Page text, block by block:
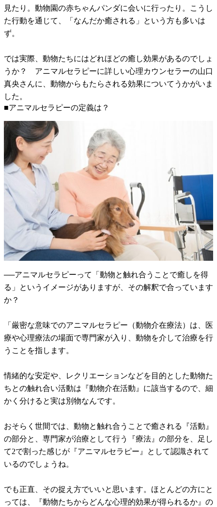
見たり。動物園の赤ちゃんパンダに会いに行ったり。こうし
た行動を通じて、「なんだか癒される」という方も多いは
ず。
では実際、動物たちにはどれほどの癒し効果があるのでしょ
うか？ アニマルセラピーに詳しい心理カウンセラーの山口
真央さんに、動物からもたらされる効果についてうかがいま
した。
■アニマルセラピーの定義は？
──アニマルセラピーって「動物と触れ合うことで癒しを得
る」というイメージがありますが、その解釈で合っています
か？
「厳密な意味でのアニマルセラピー（動物介在療法）は、医
療や心理療法の場面で専門家が入り、動物を介して治療を行
うことを指します。
情緒的な安定や、レクリエーションなどを目的とした動物た
ちとの触れ合い活動は『動物介在活動』に該当するので、細
かく分けると実は別物なんです。
おそらく世間では、動物と触れ合うことで癒される『活動』
の部分と、専門家が治療として行う『療法』の部分を、足し
て2で割った感じが『アニマルセラピー』として認識されて
いるのでしょうね。
でも正直、その捉え方でいいと思います。ほとんどの方にと
っては、『動物たちからどんな心理的効果が得られるか』の